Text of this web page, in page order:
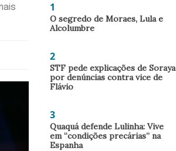
1
O segredo de Moraes, Lula e
Alcolumbre
2
STF pede explicações de Soraya
por denúncias contra vice de
Flávio
3
Quaquá defende Lulinha: Vive
em “condições precárias” na
Espanha